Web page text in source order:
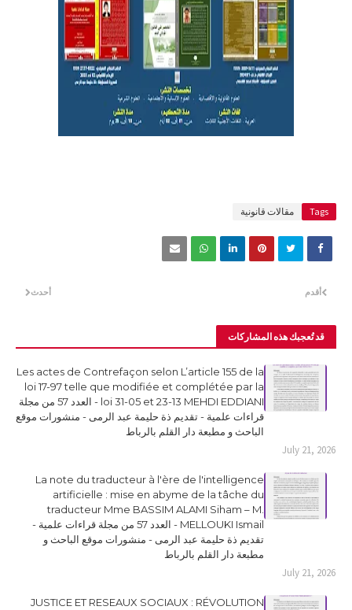
Tags مقالات قانونية
أحدث أقدم
قد تُعجبك هذه المشاركات
Les actes de Contrefaçon selon L’article 155 de la
loi 17-97 telle que modifiée et complétée par la
loi 31-05 et 23-13 MEHDI EDDIANI - العدد 57 من مجلة
قراءات علمية - تقديم ذة حليمة عبد الرمى - منشورات موقع
الباحث و مطبعة دار القلم بالرباط
July 21, 2026
La note du traducteur à l'ère de l'intelligence
artificielle : mise en abyme de la tâche du
traducteur Mme BASSIM ALAMI Siham – M.
MELLOUKI Ismail - العدد 57 من مجلة قراءات علمية -
تقديم ذة حليمة عبد الرمى - منشورات موقع الباحث و
مطبعة دار القلم بالرباط
July 21, 2026
JUSTICE ET RESEAUX SOCIAUX : RÉVOLUTION